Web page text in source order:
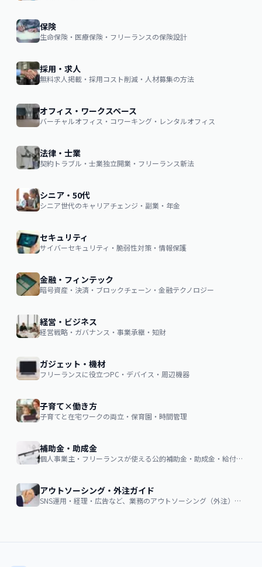
保険
生命保険・医療保険・フリーランスの保険設計
採用・求人
無料求人掲載・採用コスト削減・人材募集の方法
オフィス・ワークスペース
バーチャルオフィス・コワーキング・レンタルオフィス
法律・士業
契約トラブル・士業独立開業・フリーランス新法
シニア・50代
シニア世代のキャリアチェンジ・副業・年金
セキュリティ
サイバーセキュリティ・脆弱性対策・情報保護
金融・フィンテック
暗号資産・決済・ブロックチェーン・金融テクノロジー
経営・ビジネス
経営戦略・ガバナンス・事業承継・知財
ガジェット・機材
フリーランスに役立つPC・デバイス・周辺機器
子育て×働き方
子育てと在宅ワークの両立・保育園・時間管理
補助金・助成金
個人事業主・フリーランスが使える公的補助金・助成金・給付金の申請ガイド
アウトソーシング・外注ガイド
SNS運用・経理・広告など、業務のアウトソーシング（外注）を検討する企業・個人向け。費用相場・依頼の流れ・失敗しない選び方